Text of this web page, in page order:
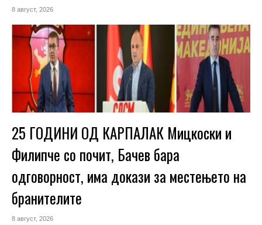
8 август, 2026
25 ГОДИНИ ОД КАРПАЛАК Мицкоски и
Филипче со почит, Бачев бара
одговорност, има докази за местењето на
бранителите
8 август, 2026